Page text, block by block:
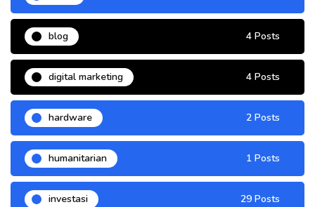
blog 4 Posts
digital marketing 4 Posts
hardware 2 Posts
humanitarian 1 Posts
investasi 29 Posts